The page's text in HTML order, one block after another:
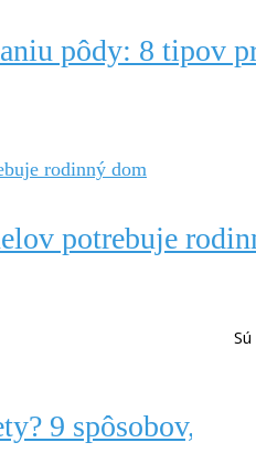
pôdy: 8 tipov
potrebuje
9 spôsobov,